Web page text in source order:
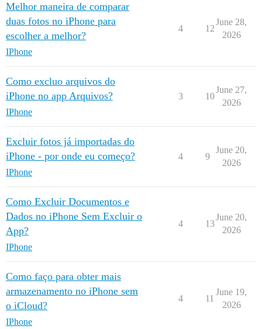
Melhor maneira de comparar
duas fotos no iPhone para
escolher a melhor?
IPhone
4 12
June 28,
2026
Como excluo arquivos do
iPhone no app Arquivos?
IPhone
3 10
June 27,
2026
Excluir fotos já importadas do
iPhone - por onde eu começo?
IPhone
4 9
June 20,
2026
Como Excluir Documentos e
Dados no iPhone Sem Excluir o
App?
IPhone
4 13
June 20,
2026
Como faço para obter mais
armazenamento no iPhone sem
o iCloud?
IPhone
4 11
June 19,
2026